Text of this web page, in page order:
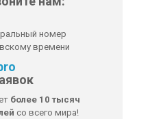
номер
времени
более 10 тысяч
со всего мира!